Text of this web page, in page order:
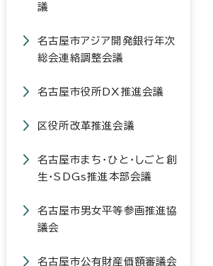
議
名古屋市アジア開発銀行年次
総会連絡調整会議
名古屋市役所DX推進会議
区役所改革推進会議
名古屋市まち・ひと・しごと創
生・SDGs推進本部会議
名古屋市男女平等参画推進協
議会
名古屋市公有財産価額審議会